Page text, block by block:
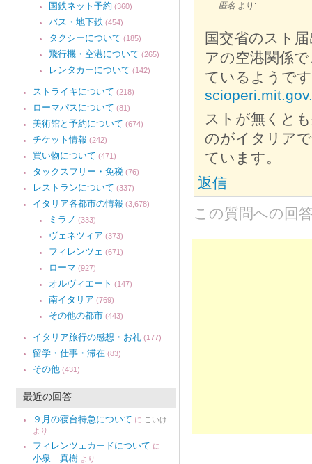
匿名 より:
国交省のスト
アの空港関係
ているようで
ストが無くと
のがイタリア
ています。
返信
この質問への回
国鉄ネット予約 (360)
バス・地下鉄 (454)
タクシーについて (185)
飛行機・空港について (265)
レンタカーについて (142)
ストライキについて (218)
ローマパスについて (81)
美術館と予約について (674)
チケット情報 (242)
買い物について (471)
タックスフリー・免税 (76)
レストランについて (337)
イタリア各都市の情報 (3,678)
ミラノ (333)
ヴェネツィア (373)
フィレンツェ (671)
ローマ (927)
オルヴィエート (147)
南イタリア (769)
その他の都市 (443)
イタリア旅行の感想・お礼 (177)
留学・仕事・滞在 (83)
その他 (431)
最近の回答
９月の寝台特急について に こいけ
より
フィレンツェカードについて に
小泉 真樹 より